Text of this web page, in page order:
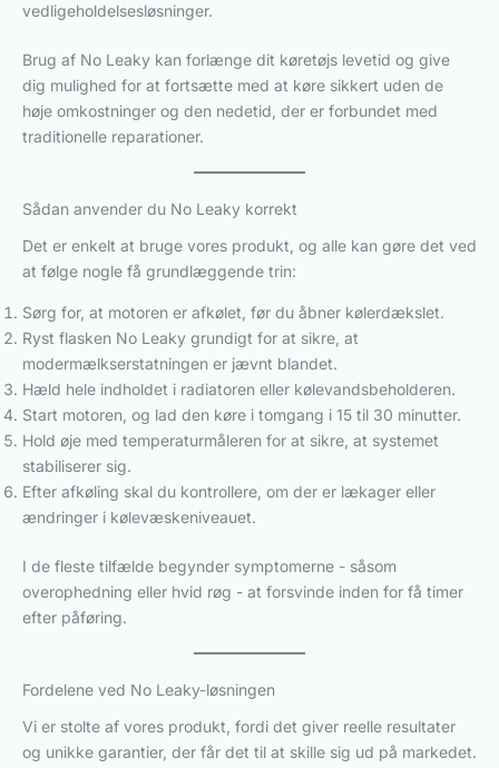
vedligeholdelsesløsninger.
Brug af No Leaky kan forlænge dit køretøjs levetid og give
dig mulighed for at fortsætte med at køre sikkert uden de
høje omkostninger og den nedetid, der er forbundet med
traditionelle reparationer.
Sådan anvender du No Leaky korrekt
Det er enkelt at bruge vores produkt, og alle kan gøre det ved
at følge nogle få grundlæggende trin:
Sørg for, at motoren er afkølet, før du åbner kølerdækslet.
Ryst flasken No Leaky grundigt for at sikre, at
modermælkserstatningen er jævnt blandet.
Hæld hele indholdet i radiatoren eller kølevandsbeholderen.
Start motoren, og lad den køre i tomgang i 15 til 30 minutter.
Hold øje med temperaturmåleren for at sikre, at systemet
stabiliserer sig.
Efter afkøling skal du kontrollere, om der er lækager eller
ændringer i kølevæskeniveauet.
I de fleste tilfælde begynder symptomerne - såsom
overophedning eller hvid røg - at forsvinde inden for få timer
efter påføring.
Fordelene ved No Leaky-løsningen
Vi er stolte af vores produkt, fordi det giver reelle resultater
og unikke garantier, der får det til at skille sig ud på markedet.